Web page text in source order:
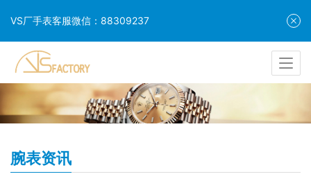
腕表资讯
VS厂手表客服微信：88309237